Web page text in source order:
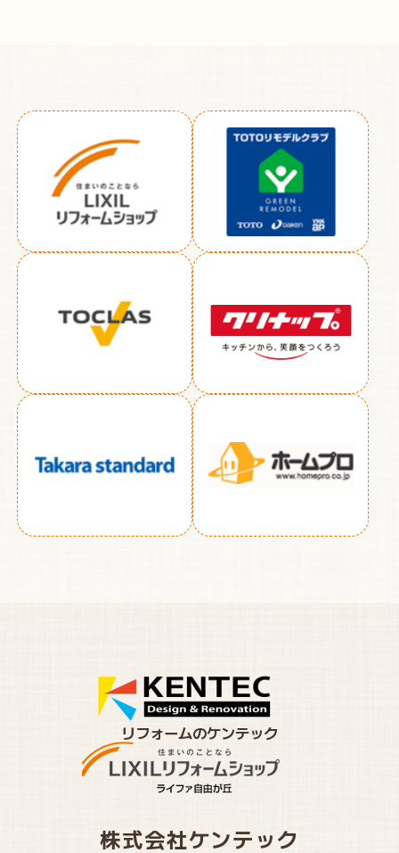
リフォームのケンテック
株式会社ケンテック